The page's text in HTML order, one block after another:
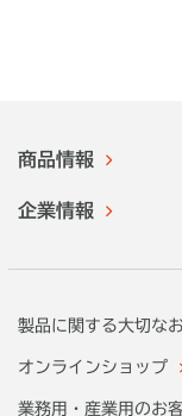
商品情報
企業情報
製品に関する大切な
オンラインショップ
業務用・産業用のお